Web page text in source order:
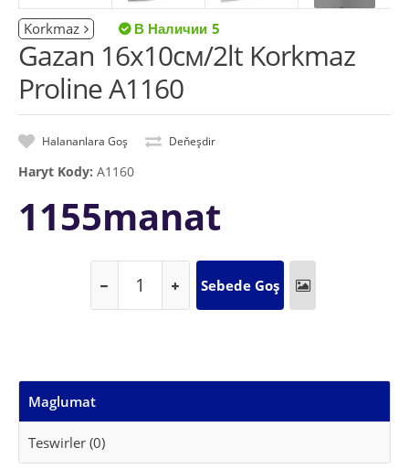
Korkmaz 5
Gazan 16x10см/2lt Korkmaz
Proline A1160
Halananlara Goş Deňeşdir
Haryt Kody: A1160
1155manat
Maglumat
Teswirler (0)